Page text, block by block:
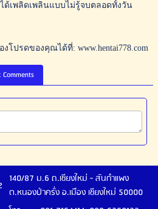
ด้เพลิดเพลินแบบไม่รู้จบตลอดทั้งวัน
โปรดของคุณได้ที่: www.hentai778.com
Comments
140/87 ม.6 ถ.เชียงใหม่ - สันกำแพง
ต.หนองป่าครั่ง อ.เมือง เชียงใหม่ 50000